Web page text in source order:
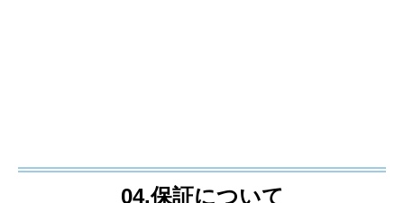
04.保証について